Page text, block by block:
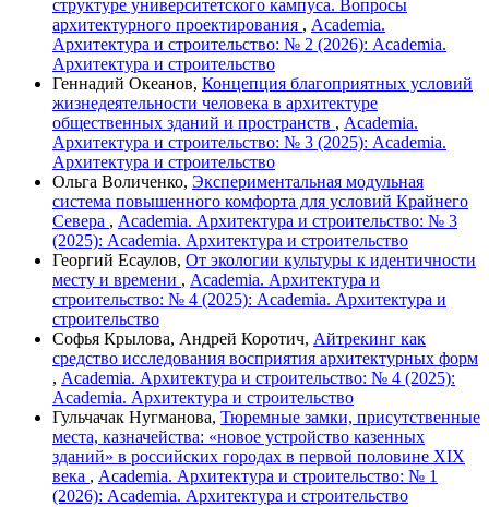
структуре университетского кампуса. Вопросы
архитектурного проектирования , Academia.
Архитектура и строительство: № 2 (2026): Academia.
Архитектура и строительство
Геннадий Океанов, Концепция благоприятных условий
жизнедеятельности человека в архитектуре
общественных зданий и пространств , Academia.
Архитектура и строительство: № 3 (2025): Academia.
Архитектура и строительство
Ольга Воличенко, Экспериментальная модульная
система повышенного комфорта для условий Крайнего
Севера , Academia. Архитектура и строительство: № 3
(2025): Academia. Архитектура и строительство
Георгий Есаулов, От экологии культуры к идентичности
месту и времени , Academia. Архитектура и
строительство: № 4 (2025): Academia. Архитектура и
строительство
Софья Крылова, Андрей Коротич, Айтрекинг как
средство исследования восприятия архитектурных форм
, Academia. Архитектура и строительство: № 4 (2025):
Academia. Архитектура и строительство
Гульчачак Нугманова, Тюремные замки, присутственные
места, казначейства: «новое устройство казенных
зданий» в российских городах в первой половине XIX
века , Academia. Архитектура и строительство: № 1
(2026): Academia. Архитектура и строительство